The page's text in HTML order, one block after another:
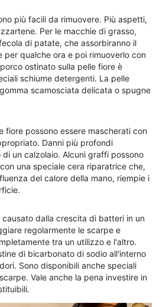
più facili da rimuovere. Più aspetti,
Per le macchie di grasso,
di patate, che assorbiranno il
per qualche ora e poi rimuoverlo con
ostinato sulla pelle fiore è
schiume detergenti. La pelle
scamosciata delicata o spugne
fiore possono essere mascherati con
Danni più profondi
un calzolaio. Alcuni graffi possono
una speciale cera riparatrice che,
del calore della mano, riempie i
causato dalla crescita di batteri in un
regolarmente le scarpe e
tra un utilizzo e l'altro.
di bicarbonato di sodio all'interno
Sono disponibili anche speciali
Vale anche la pena investire in